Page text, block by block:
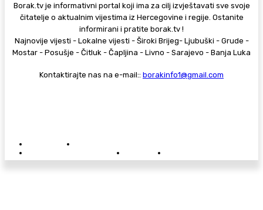
Borak.tv je informativni portal koji ima za cilj izvještavati sve svoje
čitatelje o aktualnim vijestima iz Hercegovine i regije. Ostanite
informirani i pratite borak.tv !
Najnovije vijesti - Lokalne vijesti - Široki Brijeg- Ljubuški - Grude -
Mostar - Posušje - Čitluk - Čapljina - Livno - Sarajevo - Banja Luka
Kontaktirajte nas na e-mail:: borakinfo1@gmail.com